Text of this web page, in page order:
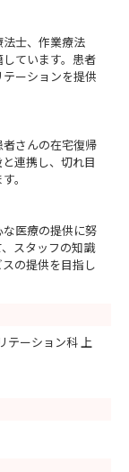
士、作業療法
ています。患者
ーションを提供
さんの在宅復帰
連携し、切れ目
。
医療の提供に努
スタッフの知識
の提供を目指し
テーション科 上